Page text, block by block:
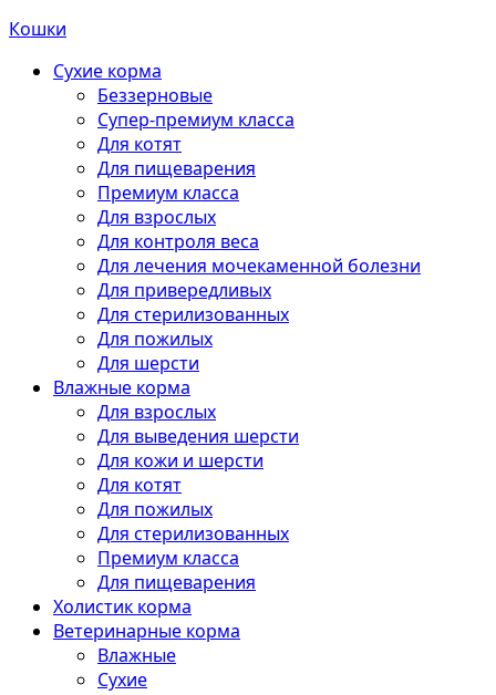
Кошки
Сухие корма
Беззерновые
Супер-премиум класса
Для котят
Для пищеварения
Премиум класса
Для взрослых
Для контроля веса
Для лечения мочекаменной болезни
Для привередливых
Для стерилизованных
Для пожилых
Для шерсти
Влажные корма
Для взрослых
Для выведения шерсти
Для кожи и шерсти
Для котят
Для пожилых
Для стерилизованных
Премиум класса
Для пищеварения
Холистик корма
Ветеринарные корма
Влажные
Сухие